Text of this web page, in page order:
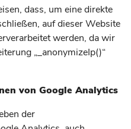
dass, um eine direkte
auf dieser Website
werden, da wir
„_anonymizeIp()“
von Google Analytics
der